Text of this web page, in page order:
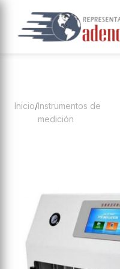
Inicio/Instrumentos de
medición